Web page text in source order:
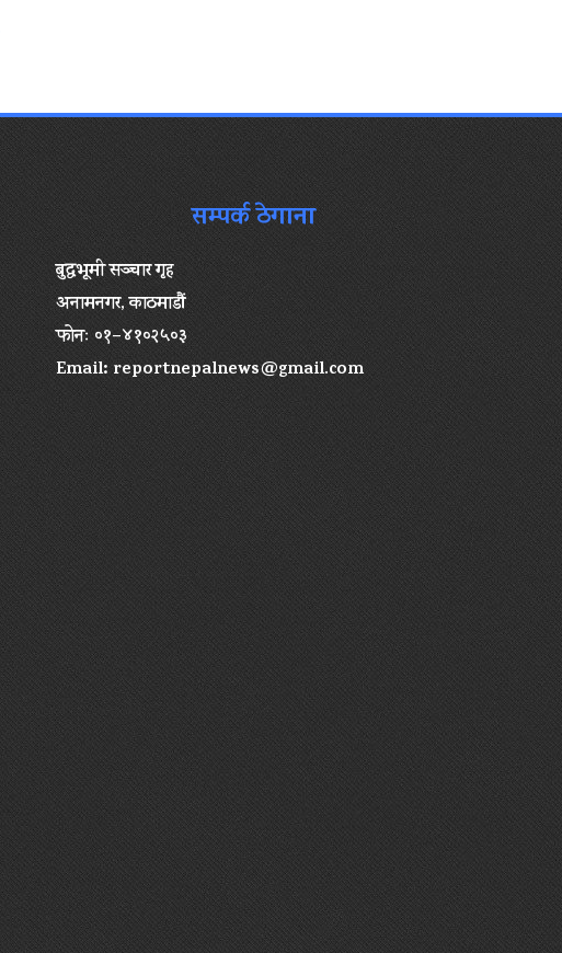
सम्पर्क ठेगाना
बुद्धभूमी सञ्चार गृह
अनामनगर, काठमाडौं
फोनः ०१–४१०२५०३
Email:reportnepalnews@gmail.com